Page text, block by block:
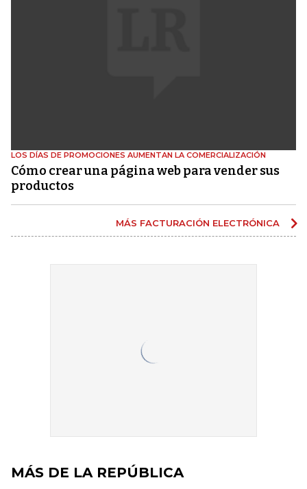
LOS DÍAS DE PROMOCIONES AUMENTAN LA COMERCIALIZACIÓN
Cómo crear una página web para vender sus
productos
MÁS FACTURACIÓN ELECTRÓNICA
MÁS DE LA REPÚBLICA